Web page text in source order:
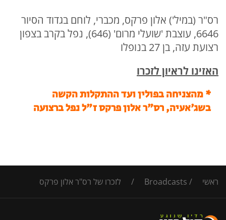
רס"ר (במיל') אלון פרקס, מכברי, לוחם בגדוד הסיור
6646, עוצבת 'שועלי מרום' (646), נפל בקרב בצפון
רצועת עזה, בן 27 בנופלו
האזינו לראיון לזכרו
* מהצניחה בפולין ועד ההתקלות הקשה
בשג'אעיה, רס"ר אלון פרקס ז"ל נפל ברצועה
ראשי /
Broadcasts
/ לזכרו של רס"ר אלון פרקס